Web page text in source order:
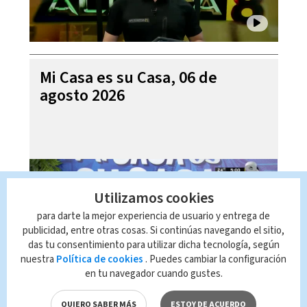
Mi Casa es su Casa, 06 de
agosto 2026
Telediario En Directo con Paula
Utilizamos cookies
para darte la mejor experiencia de usuario y entrega de
publicidad, entre otras cosas. Si continúas navegando el sitio,
das tu consentimiento para utilizar dicha tecnología, según
nuestra Política de cookies . Puedes cambiar la configuración
en tu navegador cuando gustes.
QUIERO SABER MÁS ESTOY DE ACUERDO